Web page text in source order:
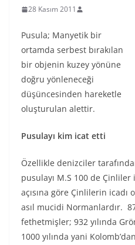
28 Kasım 2011
Pusula; Manyetik bir
ortamda serbest bırakılan
bir objenin kuzey yönüne
doğru yönleneceği
düşüncesinden hareketle
oluşturulan alettir.
Pusulayı kim icat etti
Özellikle denizciler
pusulayı M.S 100 de
açısına göre Çinlilerin
asıl mucidi Normanlardır.
fethetmişler; 932 yılında
1000 yılında yani